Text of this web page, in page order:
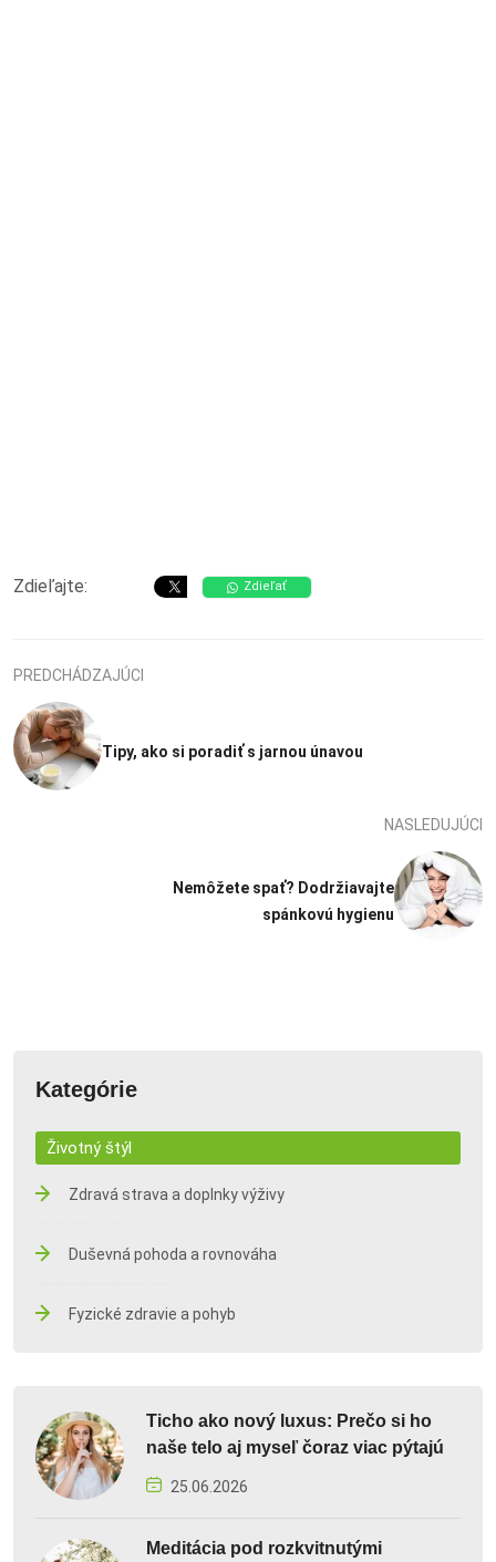
Zdieľajte: Zdieľať
PREDCHÁDZAJÚCI
Tipy, ako si poradiť s jarnou únavou
NASLEDUJÚCI
Nemôžete spať? Dodržiavajte
spánkovú hygienu
Kategórie
Životný štýl
Zdravá strava a doplnky výživy
Duševná pohoda a rovnováha
Fyzické zdravie a pohyb
Ticho ako nový luxus: Prečo si ho
naše telo aj myseľ čoraz viac pýtajú
25.06.2026
Meditácia pod rozkvitnutými